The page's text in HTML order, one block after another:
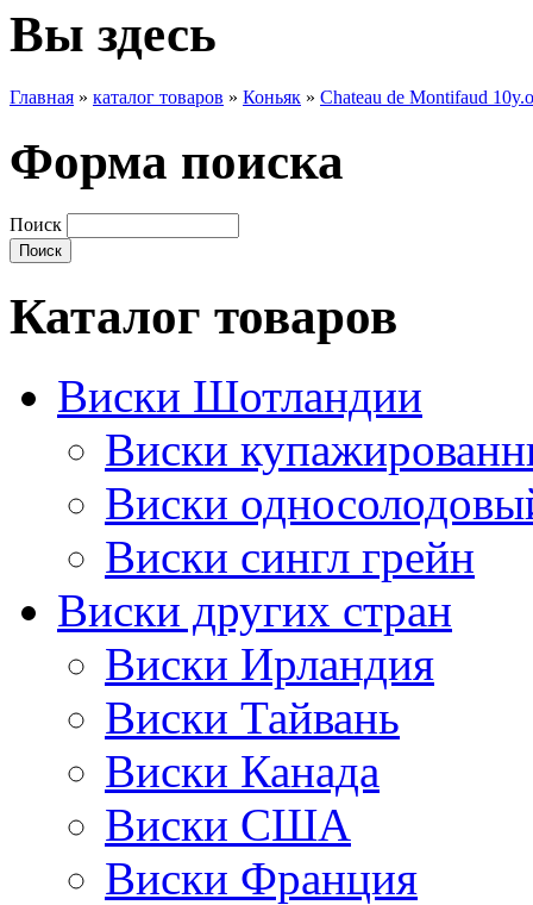
Вы здесь
Главная » каталог товаров » Коньяк » Chateau de Montifaud
Форма поиска
Поиск
Каталог товаров
Виски Шотландии
Виски
Виски
Виски сингл грейн
Виски других стран
Виски Ирландия
Виски Тайвань
Виски Канада
Виски США
Виски Франция